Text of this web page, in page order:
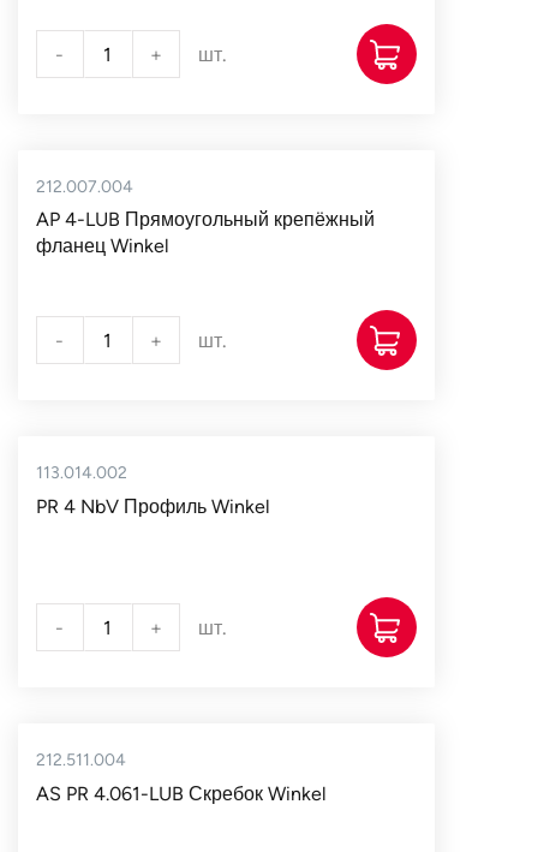
- + шт.
212.007.004
AP 4-LUB Прямоугольный крепёжный
фланец Winkel
- + шт.
113.014.002
PR 4 NbV Профиль Winkel
- + шт.
212.511.004
AS PR 4.061-LUB Скребок Winkel